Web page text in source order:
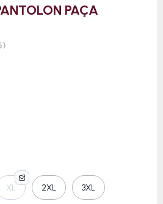
PAÇA
XL 2XL 3XL